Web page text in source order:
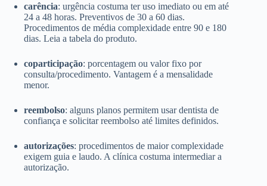
carência: urgência costuma ter uso imediato ou em até
24 a 48 horas. Preventivos de 30 a 60 dias.
Procedimentos de média complexidade entre 90 e 180
dias. Leia a tabela do produto.
coparticipação: porcentagem ou valor fixo por
consulta/procedimento. Vantagem é a mensalidade
menor.
reembolso: alguns planos permitem usar dentista de
confiança e solicitar reembolso até limites definidos.
autorizações: procedimentos de maior complexidade
exigem guia e laudo. A clínica costuma intermediar a
autorização.